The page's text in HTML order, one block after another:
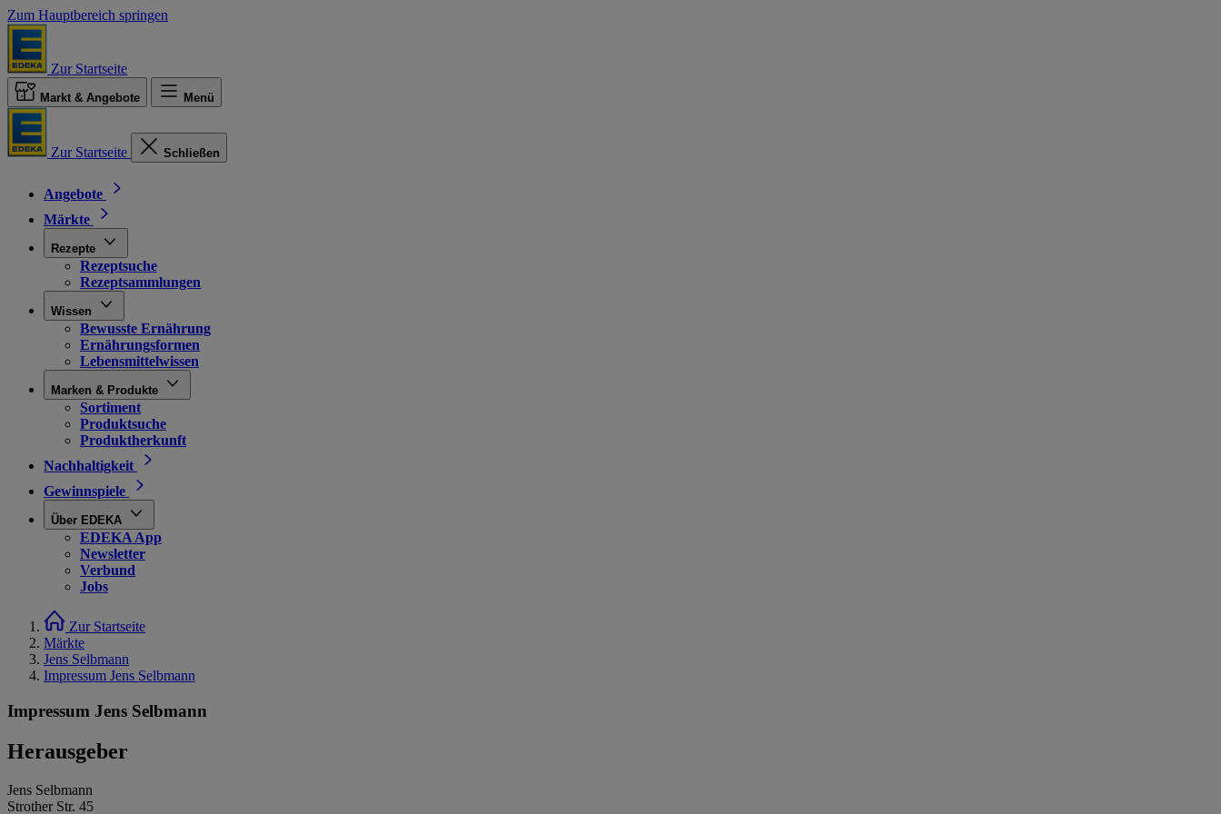
Zum Hauptbereich springen
Zur Startseite
Markt & Angebote Menü
Zur Startseite Schließen
Angebote
Märkte
Rezepte
Rezeptsuche
Rezeptsammlungen
Wissen
Bewusste Ernährung
Ernährungsformen
Lebensmittelwissen
Marken & Produkte
Sortiment
Produktsuche
Produktherkunft
Nachhaltigkeit
Gewinnspiele
Über EDEKA
EDEKA App
Newsletter
Verbund
Jobs
Zur Startseite
Märkte
Jens Selbmann
Impressum Jens Selbmann
Impressum Jens Selbmann
Herausgeber
Jens Selbmann
Strother Str. 45